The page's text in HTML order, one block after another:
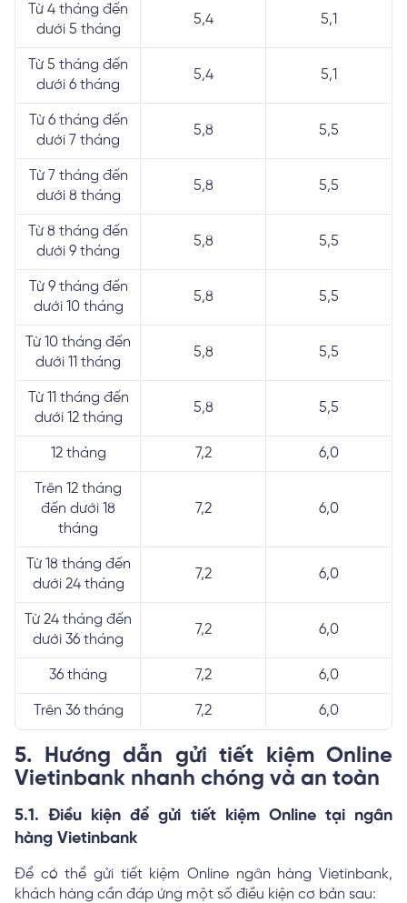
Từ 4 tháng đến
dưới 5 tháng
5,4 5,1
Từ 5 tháng đến
dưới 6 tháng
5,4 5,1
Từ 6 tháng đến
dưới 7 tháng
5,8 5,5
Từ 7 tháng đến
dưới 8 tháng
5,8 5,5
Từ 8 tháng đến
dưới 9 tháng
5,8 5,5
Từ 9 tháng đến
dưới 10 tháng
5,8 5,5
Từ 10 tháng đến
dưới 11 tháng
5,8 5,5
Từ 11 tháng đến
dưới 12 tháng
5,8 5,5
12 tháng 7,2 6,0
Trên 12 tháng
đến dưới 18
tháng
7,2 6,0
Từ 18 tháng đến
dưới 24 tháng
7,2 6,0
Từ 24 tháng đến
dưới 36 tháng
7,2 6,0
36 tháng 7,2 6,0
Trên 36 tháng 7,2 6,0
5. Hướng dẫn gửi tiết kiệm Online
Vietinbank nhanh chóng và an toàn
5.1. Điều kiện để gửi tiết kiệm Online tại ngân
hàng Vietinbank
Để có thể gửi tiết kiệm Online ngân hàng Vietinbank,
khách hàng cần đáp ứng một số điều kiện cơ bản sau: